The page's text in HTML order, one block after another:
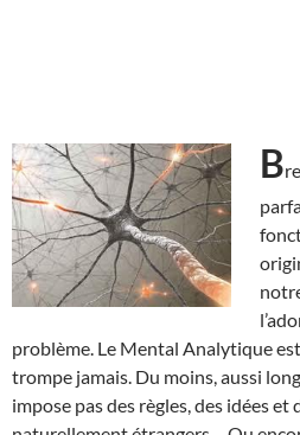
B
problème. Le Mental Analytique
trompe jamais. Du moins, aussi
impose pas des règles, des idées et